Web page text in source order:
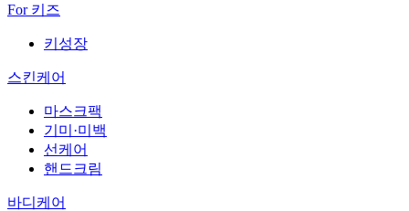
For 키즈
키성장
스킨케어
마스크팩
기미·미백
선케어
핸드크림
바디케어